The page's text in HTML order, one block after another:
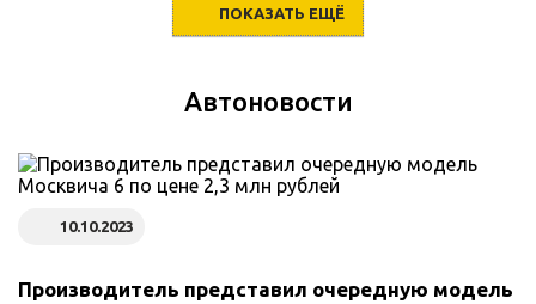
ПОКАЗАТЬ ЕЩЁ
Автоновости
10.10.2023
Производитель представил очередную модель